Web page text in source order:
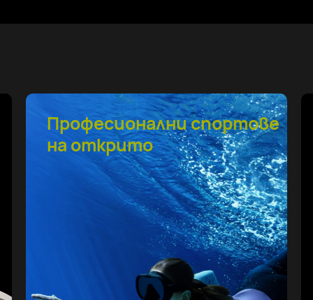
Проследяване на
здравето
със системата HUAWEI
TruSense